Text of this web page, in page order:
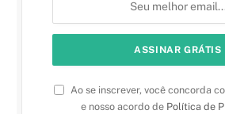
Ao se inscrever, você concorda
e nosso acordo de Política de